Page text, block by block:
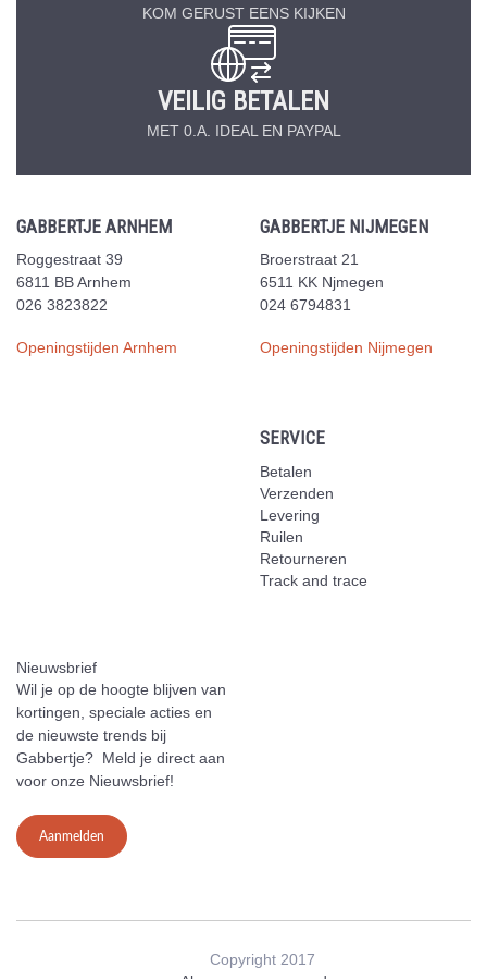
KOM GERUST EENS KIJKEN
VEILIG BETALEN
MET 0.A. IDEAL EN PAYPAL
GABBERTJE ARNHEM
Roggestraat 39
6811 BB Arnhem
026 3823822
Openingstijden Arnhem
GABBERTJE NIJMEGEN
Broerstraat 21
6511 KK Njmegen
024 6794831
Openingstijden Nijmegen
SERVICE
Betalen
Verzenden
Levering
Ruilen
Retourneren
Track and trace
Nieuwsbrief
Wil je op de hoogte blijven van
kortingen, speciale acties en
de nieuwste trends bij
Gabbertje? Meld je direct aan
voor onze Nieuwsbrief!
Aanmelden
Copyright 2017